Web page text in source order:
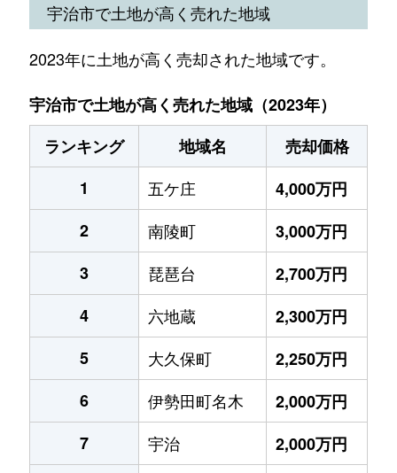
宇治市で土地が高く売れた地域
2023年に土地が高く売却された地域です。
宇治市で土地が高く売れた地域（2023年）
ランキング
地域名
売却価格
1
五ケ庄
4,000万円
2
南陵町
3,000万円
3
琵琶台
2,700万円
4
六地蔵
2,300万円
5
大久保町
2,250万円
6
伊勢田町名木
2,000万円
7
宇治
2,000万円